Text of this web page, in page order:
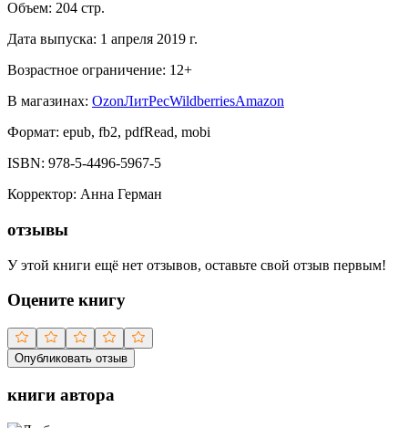
Объем: 204 стр.
Дата выпуска: 1 апреля 2019 г.
Возрастное ограничение: 12+
В магазинах: OzonЛитРесWildberriesAmazon
Формат: epub, fb2, pdfRead, mobi
ISBN: 978-5-4496-5967-5
Корректор: Анна Герман
отзывы
У этой книги ещё нет отзывов, оставьте свой отзыв первым!
Оцените книгу
Опубликовать отзыв
книги автора